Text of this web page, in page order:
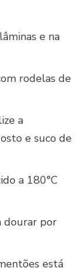
e na
rodelas de
a
e suco de
a 180°C
dourar por
está